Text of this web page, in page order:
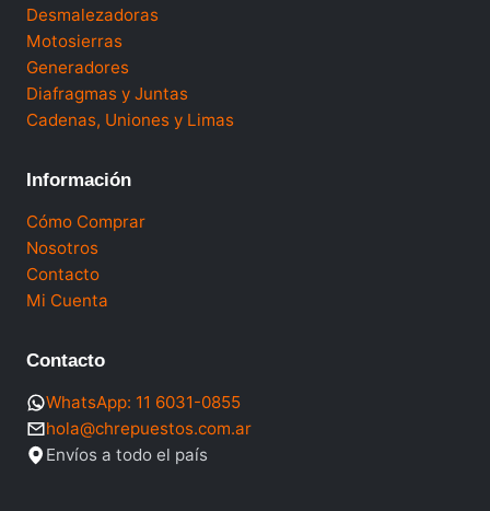
Desmalezadoras
Motosierras
Generadores
Diafragmas y Juntas
Cadenas, Uniones y Limas
Información
Cómo Comprar
Nosotros
Contacto
Mi Cuenta
Contacto
WhatsApp: 11 6031-0855
hola@chrepuestos.com.ar
Envíos a todo el país